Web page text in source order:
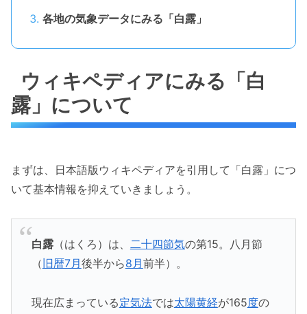
各地の気象データにみる「白露」
ウィキペディアにみる「白
露」について
まずは、日本語版ウィキペディアを引用して「白露」につ
いて基本情報を抑えていきましょう。
白露（はくろ）は、 二十四節気の第15。八月節
（ 旧暦7月後半から8月前半）。
現在広まっている定気法では太陽黄経が165度の